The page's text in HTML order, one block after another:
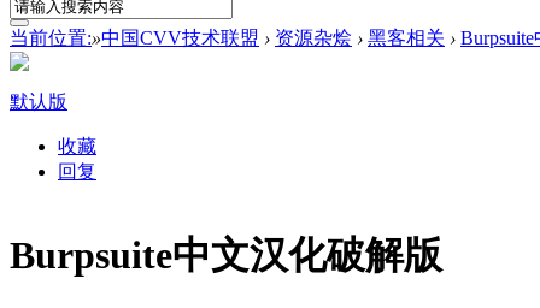
当前位置:»中国CVV技术联盟 › 资源杂烩 › 黑客相关 ›
默认版
收藏
回复
Burpsuite中文汉化破解版